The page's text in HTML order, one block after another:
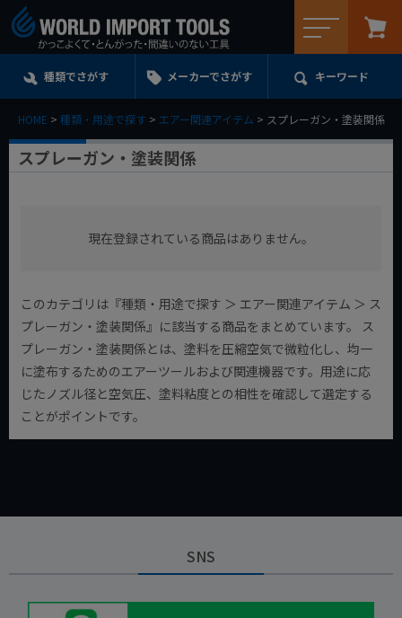
種類でさがす メーカーでさがす キーワード
HOME 種類・用途で探す エアー関連アイテム スプレーガン・塗装関係
スプレーガン・塗装関係
現在登録されている商品はありません。
このカテゴリは『種類・用途で探す ＞ エアー関連アイテム ＞ ス
プレーガン・塗装関係』に該当する商品をまとめています。 ス
プレーガン・塗装関係とは、塗料を圧縮空気で微粒化し、均一
に塗布するためのエアーツールおよび関連機器です。用途に応
じたノズル径と空気圧、塗料粘度との相性を確認して選定する
ことがポイントです。
SNS